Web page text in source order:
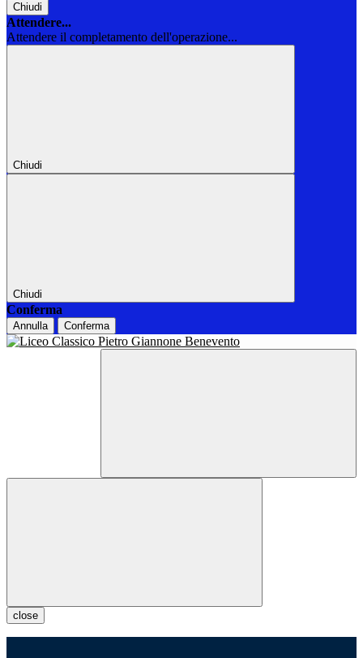
Chiudi
Attendere...
Attendere il completamento dell'operazione...
Chiudi
Chiudi
Conferma
Annulla Conferma
close